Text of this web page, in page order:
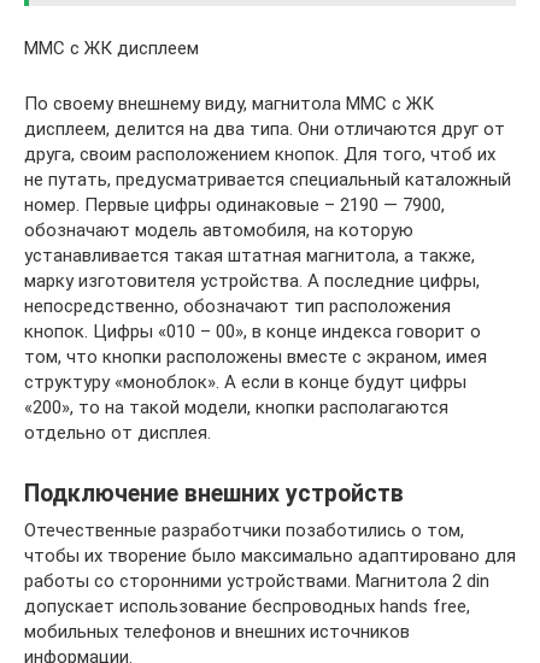
ММС с ЖК дисплеем
По своему внешнему виду, магнитола ММС с ЖК
дисплеем, делится на два типа. Они отличаются друг от
друга, своим расположением кнопок. Для того, чтоб их
не путать, предусматривается специальный каталожный
номер. Первые цифры одинаковые – 2190 — 7900,
обозначают модель автомобиля, на которую
устанавливается такая штатная магнитола, а также,
марку изготовителя устройства. А последние цифры,
непосредственно, обозначают тип расположения
кнопок. Цифры «010 – 00», в конце индекса говорит о
том, что кнопки расположены вместе с экраном, имея
структуру «моноблок». А если в конце будут цифры
«200», то на такой модели, кнопки располагаются
отдельно от дисплея.
Подключение внешних устройств
Отечественные разработчики позаботились о том,
чтобы их творение было максимально адаптировано для
работы со сторонними устройствами. Магнитола 2 din
допускает использование беспроводных hands free,
мобильных телефонов и внешних источников
информации.